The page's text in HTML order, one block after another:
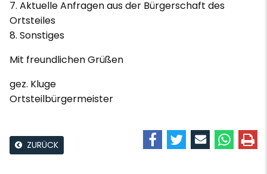
7. Aktuelle Anfragen aus der Bürgerschaft des
Ortsteiles
8. Sonstiges
Mit freundlichen Grüßen
gez. Kluge
Ortsteilbürgermeister
ZURÜCK